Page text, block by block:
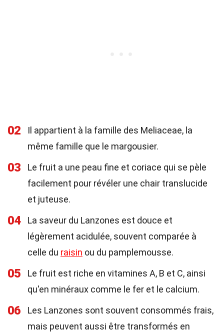
02
Il appartient à la famille des Meliaceae, la
même famille que le margousier.
03
Le fruit a une peau fine et coriace qui se pèle
facilement pour révéler une chair translucide
et juteuse.
04
La saveur du Lanzones est douce et
légèrement acidulée, souvent comparée à
celle du raisin ou du pamplemousse.
05
Le fruit est riche en vitamines A, B et C, ainsi
qu'en minéraux comme le fer et le calcium.
06
Les Lanzones sont souvent consommés frais,
mais peuvent aussi être transformés en